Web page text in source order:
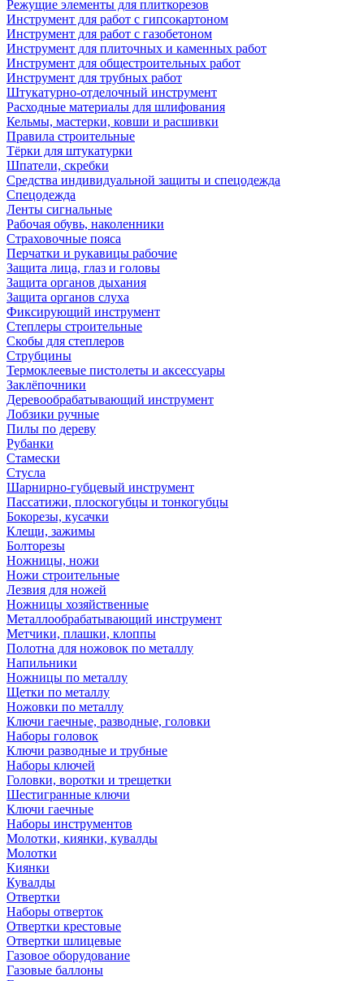
Режущие элементы для плиткорезов
Инструмент для работ с гипсокартоном
Инструмент для работ с газобетоном
Инструмент для плиточных и каменных работ
Инструмент для общестроительных работ
Инструмент для трубных работ
Штукатурно-отделочный инструмент
Расходные материалы для шлифования
Кельмы, мастерки, ковши и расшивки
Правила строительные
Тёрки для штукатурки
Шпатели, скребки
Средства индивидуальной защиты и спецодежда
Спецодежда
Ленты сигнальные
Рабочая обувь, наколенники
Страховочные пояса
Перчатки и рукавицы рабочие
Защита лица, глаз и головы
Защита органов дыхания
Защита органов слуха
Фиксирующий инструмент
Степлеры строительные
Скобы для степлеров
Струбцины
Термоклеевые пистолеты и аксессуары
Заклёпочники
Деревообрабатывающий инструмент
Лобзики ручные
Пилы по дереву
Рубанки
Стамески
Стусла
Шарнирно-губцевый инструмент
Пассатижи, плоскогубцы и тонкогубцы
Бокорезы, кусачки
Клещи, зажимы
Болторезы
Ножницы, ножи
Ножи строительные
Лезвия для ножей
Ножницы хозяйственные
Металлообрабатывающий инструмент
Метчики, плашки, клоппы
Полотна для ножовок по металлу
Напильники
Ножницы по металлу
Щетки по металлу
Ножовки по металлу
Ключи гаечные, разводные, головки
Наборы головок
Ключи разводные и трубные
Наборы ключей
Головки, воротки и трещетки
Шестигранные ключи
Ключи гаечные
Наборы инструментов
Молотки, киянки, кувалды
Молотки
Киянки
Кувалды
Отвертки
Наборы отверток
Отвертки крестовые
Отвертки шлицевые
Газовое оборудование
Газовые баллоны